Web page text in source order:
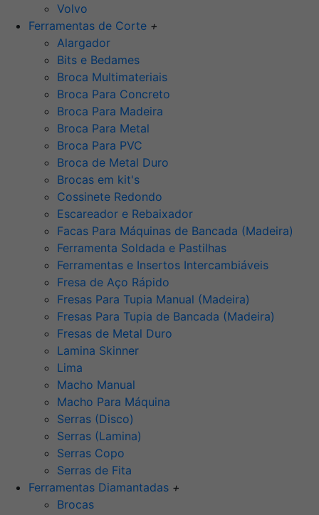
Volvo
Ferramentas de Corte +
Alargador
Bits e Bedames
Broca Multimateriais
Broca Para Concreto
Broca Para Madeira
Broca Para Metal
Broca Para PVC
Broca de Metal Duro
Brocas em kit's
Cossinete Redondo
Escareador e Rebaixador
Facas Para Máquinas de Bancada (Madeira)
Ferramenta Soldada e Pastilhas
Ferramentas e Insertos Intercambiáveis
Fresa de Aço Rápido
Fresas Para Tupia Manual (Madeira)
Fresas Para Tupia de Bancada (Madeira)
Fresas de Metal Duro
Lamina Skinner
Lima
Macho Manual
Macho Para Máquina
Serras (Disco)
Serras (Lamina)
Serras Copo
Serras de Fita
Ferramentas Diamantadas +
Brocas